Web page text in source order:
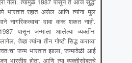
भारतात रहात असेल आणि त्यांना मुल
नागरिकत्वाचा दावा करू शकत नाही.
पासून जन्माला आलेल्या व्यक्तींना
तेव्हा त्यांना तीन गोष्टी सिद्ध कराव्या
जन्म भारतात झाला, जन्मावेळी आई
भारतीय़ होता, आणि त्या व्यक्तीसोबतचे